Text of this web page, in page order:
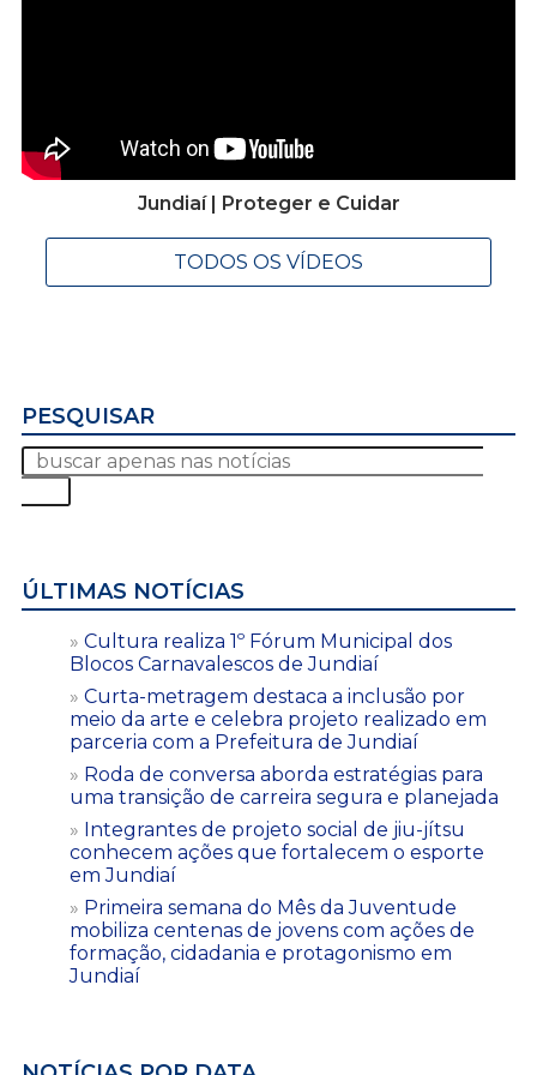
Jundiaí | Proteger e Cuidar
TODOS OS VÍDEOS
PESQUISAR
ÚLTIMAS NOTÍCIAS
Cultura realiza 1º Fórum Municipal dos
Blocos Carnavalescos de Jundiaí
Curta-metragem destaca a inclusão por
meio da arte e celebra projeto realizado em
parceria com a Prefeitura de Jundiaí
Roda de conversa aborda estratégias para
uma transição de carreira segura e planejada
Integrantes de projeto social de jiu-jítsu
conhecem ações que fortalecem o esporte
em Jundiaí
Primeira semana do Mês da Juventude
mobiliza centenas de jovens com ações de
formação, cidadania e protagonismo em
Jundiaí